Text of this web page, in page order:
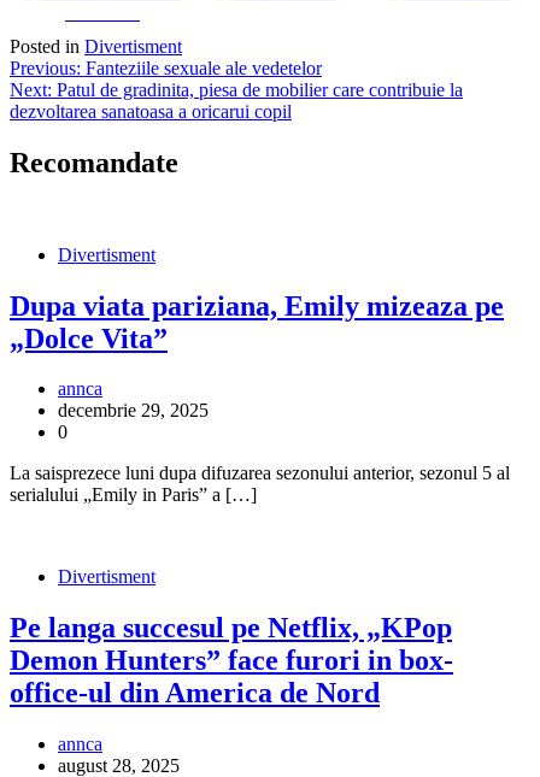
Posted in Divertisment
Navigare
în
Previous: Fanteziile sexuale ale vedetelor
Next: Patul de gradinita, piesa de mobilier care contribuie la
dezvoltarea sanatoasa a oricarui copil
Recomandate
Divertisment
Dupa viata pariziana, Emily mizeaza pe
„Dolce Vita”
annca
decembrie 29, 2025
0
La saisprezece luni dupa difuzarea sezonului anterior, sezonul 5 al
serialului „Emily in Paris” a […]
Divertisment
Pe langa succesul pe Netflix, „KPop
Demon Hunters” face furori in box-
office-ul din America de Nord
annca
august 28, 2025